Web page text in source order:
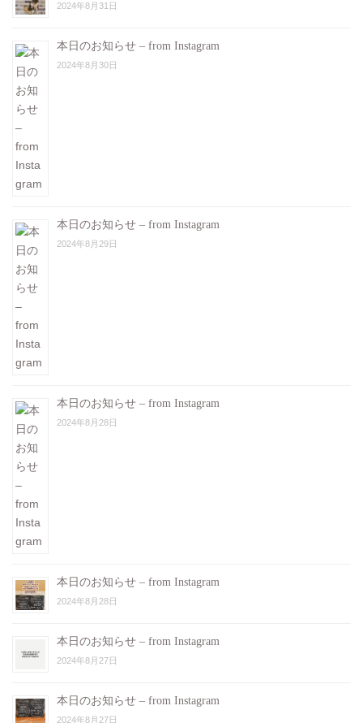
2024年8月31日
本日のお知らせ – from Instagram
2024年8月30日
本日のお知らせ – from Instagram
2024年8月29日
本日のお知らせ – from Instagram
2024年8月28日
本日のお知らせ – from Instagram
2024年8月28日
本日のお知らせ – from Instagram
2024年8月27日
本日のお知らせ – from Instagram
2024年8月27日